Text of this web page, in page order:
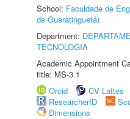
School: Faculdade de
de Guaratinguetá)
Department:
TECNOLOGIA
Academic Appointment
title: MS-3.1
Orcid
CV Lattes
ResearcherID
Dimensions